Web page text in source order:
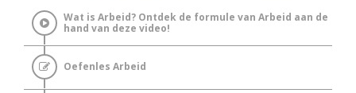
Wat is Arbeid? Ontdek de formule van Arbeid aan de
hand van deze video!
Oefenles Arbeid